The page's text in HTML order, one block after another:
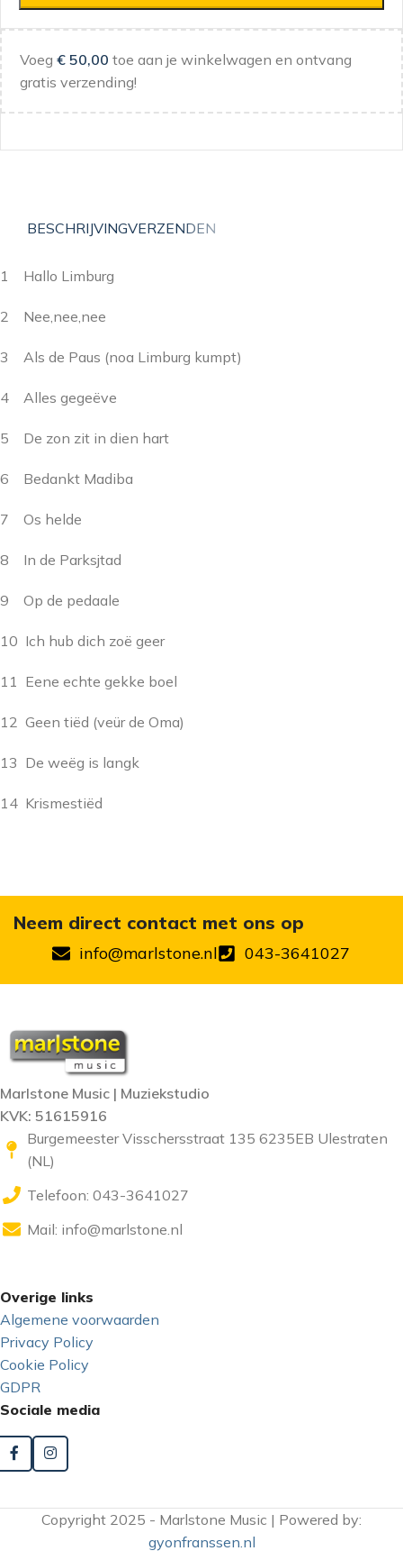
Voeg € 50,00 toe aan je winkelwagen en ontvang
gratis verzending!
BESCHRIJVINGVERZENDEN
1 Hallo Limburg
2 Nee,nee,nee
3 Als de Paus (noa Limburg kumpt)
4 Alles gegeëve
5 De zon zit in dien hart
6 Bedankt Madiba
7 Os helde
8 In de Parksjtad
9 Op de pedaale
10 Ich hub dich zoë geer
11 Eene echte gekke boel
12 Geen tiëd (veür de Oma)
13 De weëg is langk
14 Krismestiëd
Neem direct contact met ons op
info@marlstone.nl 043-3641027
Marlstone Music | Muziekstudio
KVK: 51615916
Burgemeester Visschersstraat 135 6235EB Ulestraten
(NL)
Telefoon: 043-3641027
Mail: info@marlstone.nl
Overige links
Algemene voorwaarden
Privacy Policy
Cookie Policy
GDPR
Sociale media
Copyright 2025 - Marlstone Music | Powered by:
gyonfranssen.nl